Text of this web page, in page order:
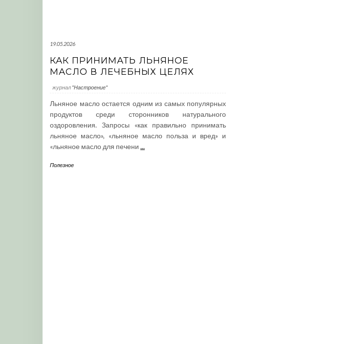
19.05.2026
КАК ПРИНИМАТЬ ЛЬНЯНОЕ
МАСЛО В ЛЕЧЕБНЫХ ЦЕЛЯХ
журнал "Настроение"
Льняное масло остается одним из самых популярных
продуктов среди сторонников натурального
оздоровления. Запросы «как правильно принимать
льняное масло», «льняное масло польза и вред» и
«льняное масло для печени ...
Полезное